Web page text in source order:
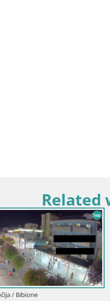
Related
Hrvaška / Karlovška / Karlovac
Spletna kamera
Pogled v živo na
znamenitost Karlovca